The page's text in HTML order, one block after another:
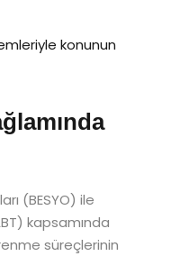
konunun
(BESYO) ile
kapsamında
süreçlerinin